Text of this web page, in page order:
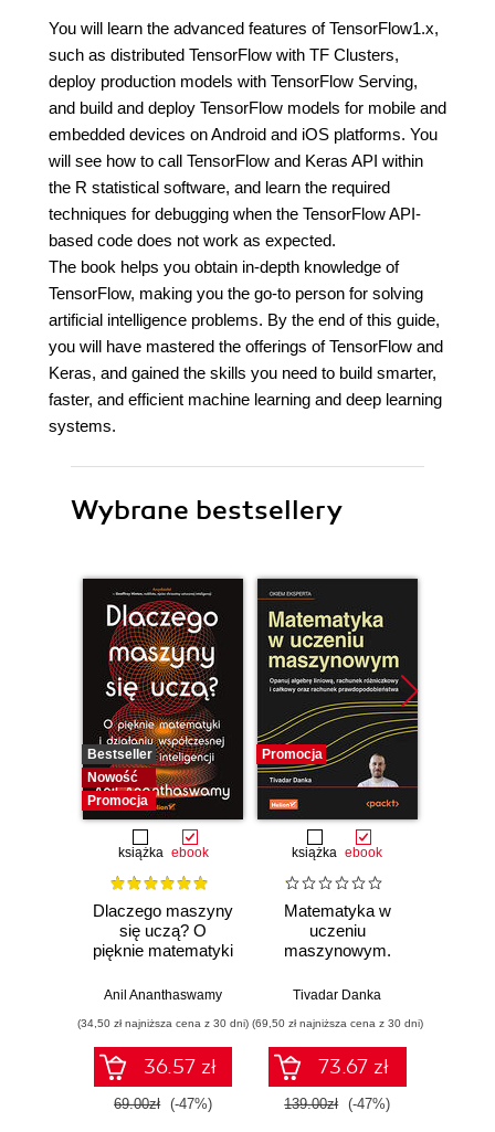
You will learn the advanced features of TensorFlow1.x,
such as distributed TensorFlow with TF Clusters,
deploy production models with TensorFlow Serving,
and build and deploy TensorFlow models for mobile and
embedded devices on Android and iOS platforms. You
will see how to call TensorFlow and Keras API within
the R statistical software, and learn the required
techniques for debugging when the TensorFlow API-
based code does not work as expected.
The book helps you obtain in-depth knowledge of
TensorFlow, making you the go-to person for solving
artificial intelligence problems. By the end of this guide,
you will have mastered the offerings of TensorFlow and
Keras, and gained the skills you need to build smarter,
faster, and efficient machine learning and deep learning
systems.
Wybrane bestsellery
Bestseller
Nowość
Promocja
książka ebook
Dlaczego maszyny
się uczą? O
pięknie matematyki
współczesnej
inteligencji
Anil Ananthaswamy
(34,50 zł najniższa cena z 30 dni)
36.57 zł
69.00zł (-47%)
Promocja
książka ebook
Matematyka w
uczeniu
maszynowym.
liniową, rachunek
całkowy oraz
rachunek
prawdopodobieństwa
Tivadar Danka
(69,50 zł najniższa cena z 30 dni)
73.67 zł
139.00zł (-47%)